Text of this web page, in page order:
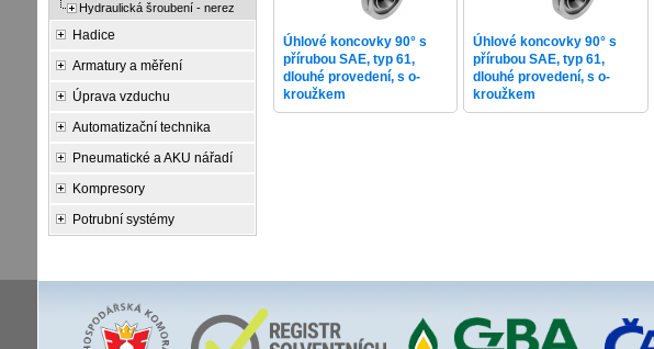
Úhlové koncovky 90° s
přírubou SAE, typ 61,
dlouhé provedení, s o-
kroužkem
Úhlové koncovky 90° s
přírubou SAE, typ 61,
dlouhé provedení, s o-
kroužkem
Hydraulická šroubení - nerez
Hadice
Armatury a měření
Úprava vzduchu
Automatizační technika
Pneumatické a AKU nářadí
Kompresory
Potrubní systémy